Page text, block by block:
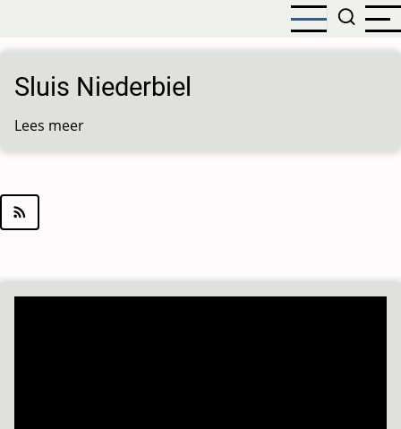
naar
de
inhoud
gaan
Sluis Niederbiel
Lees meer